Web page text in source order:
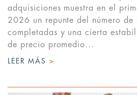
adquisiciones muestra en el
2026 un repunte del número de
completadas y una cierta
de precio promedio...
LEER MÁS >